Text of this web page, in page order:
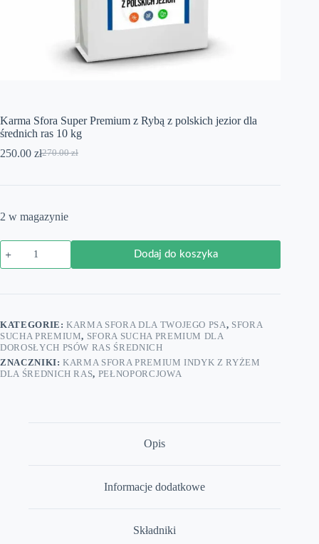
Karma Sfora Super Premium z Rybą z polskich jezior dla
średnich ras 10 kg
270.00zł
Pierwotna
250.00 złAktualna
2 w magazynie
ilość
Karma
Sfora
z
polskich
jezior
dla
średnich
Dodaj do koszyka
KATEGORIE:KARMA SFORA DLA TWOJEGO PSA, SFORA
SUCHA PREMIUM, SFORA SUCHA PREMIUM DLA
DOROSŁYCH PSÓW RAS ŚREDNICH
ZNACZNIKI:KARMA SFORA PREMIUM INDYK Z RYŻEM
DLA ŚREDNICH RAS, PEŁNOPORCJOWA
Opis
Informacje dodatkowe
Składniki